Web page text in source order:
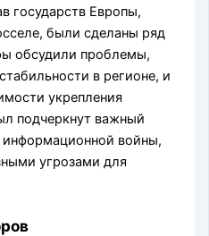
государств Европы,
были сделаны ряд
обсудили проблемы,
в регионе, и
укрепления
подчеркнут важный
войны,
угрозами для